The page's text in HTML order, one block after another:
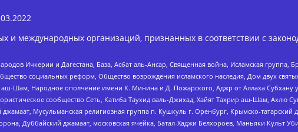
международных организаций, признанных в соответствии с
Ичкерии и Дагестана, База, Асбат аль-Ансар, Священная война, Исламская группа,
социальных реформ, Общество возрождения исламского наследия, Дом двух
аш-Шам, Народное ополчение имени К. Минина и Д. Пожарского, Аджр от Аллаха Субхану
сообщество Сеть, Катиба Таухид валь-Джихад, Хайят Тахрир аш-Шам, Ахлю
Мусульманская религиозная группа п. Кушкуль г. Оренбург, Крымско-
Дуббайский джамаат, московская ячейка, Батал-Хаджи Белхороев, Маньяки Культ